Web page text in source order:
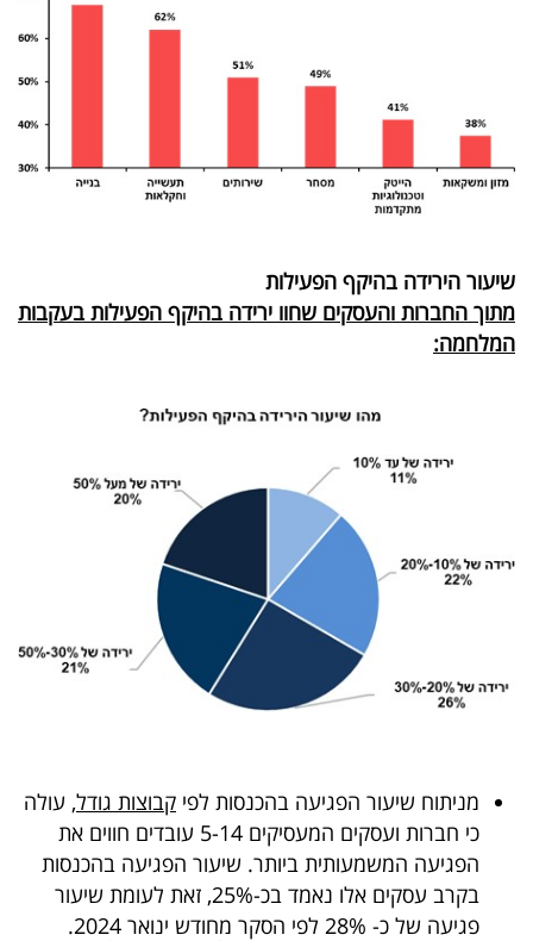
שיעור הירידה בהיקף הפעילות
מתוך החברות והעסקים שחוו ירידה בהיקף הפעילות בעקבות
המלחמה:
מניתוח שיעור הפגיעה בהכנסות לפי קבוצות גודל, עולה
כי חברות ועסקים המעסיקים 5-14 עובדים חווים את
הפגיעה המשמעותית ביותר. שיעור הפגיעה בהכנסות
בקרב עסקים אלו נאמד בכ-25%, זאת לעומת שיעור
פגיעה של כ- 28% לפי הסקר מחודש ינואר 2024.